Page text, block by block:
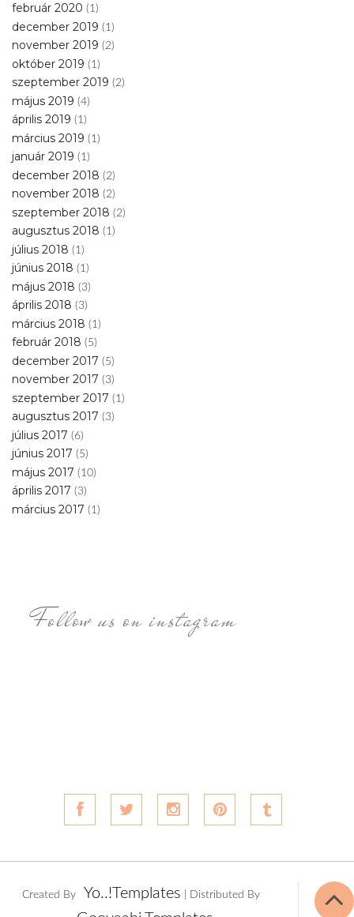
február 2020 (1)
december 2019 (1)
november 2019 (2)
október 2019 (1)
szeptember 2019 (2)
május 2019 (4)
április 2019 (1)
március 2019 (1)
január 2019 (1)
december 2018 (2)
november 2018 (2)
szeptember 2018 (2)
augusztus 2018 (1)
július 2018 (1)
június 2018 (1)
május 2018 (3)
április 2018 (3)
március 2018 (1)
február 2018 (5)
december 2017 (5)
november 2017 (3)
szeptember 2017 (1)
augusztus 2017 (3)
július 2017 (6)
június 2017 (5)
május 2017 (10)
április 2017 (3)
március 2017 (1)
Follow us on instagram
Created By Yo..!Templates | Distributed By